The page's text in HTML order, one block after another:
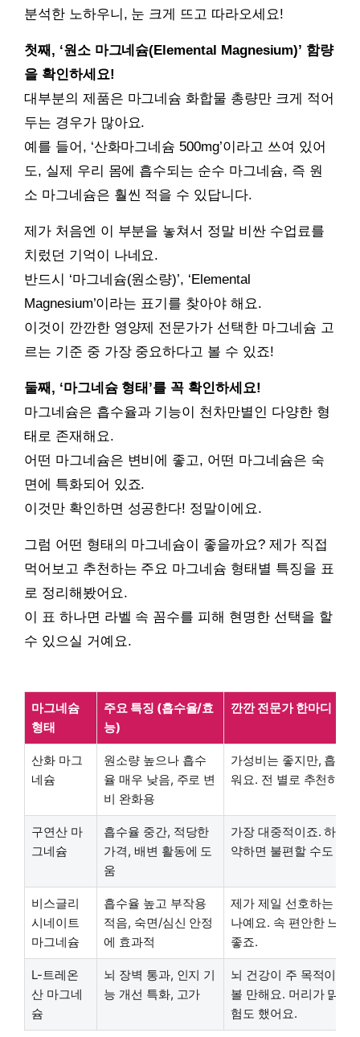
분석한 노하우니, 눈 크게 뜨고 따라오세요!
첫째, ‘원소 마그네슘(Elemental Magnesium)’ 함량
을 확인하세요!
대부분의 제품은 마그네슘 화합물 총량만 크게 적어
두는 경우가 많아요.
예를 들어, ‘산화마그네슘 500mg’이라고 쓰여 있어
도, 실제 우리 몸에 흡수되는 순수 마그네슘, 즉 원
소 마그네슘은 훨씬 적을 수 있답니다.
제가 처음엔 이 부분을 놓쳐서 정말 비싼 수업료를
치렀던 기억이 나네요.
반드시 ‘마그네슘(원소량)’, ‘Elemental
Magnesium’이라는 표기를 찾아야 해요.
이것이 깐깐한 영양제 전문가가 선택한 마그네슘 고
르는 기준 중 가장 중요하다고 볼 수 있죠!
둘째, ‘마그네슘 형태’를 꼭 확인하세요!
마그네슘은 흡수율과 기능이 천차만별인 다양한 형
태로 존재해요.
어떤 마그네슘은 변비에 좋고, 어떤 마그네슘은 숙
면에 특화되어 있죠.
이것만 확인하면 성공한다! 정말이에요.
그럼 어떤 형태의 마그네슘이 좋을까요? 제가 직접
먹어보고 추천하는 주요 마그네슘 형태별 특징을 표
로 정리해봤어요.
이 표 하나면 라벨 속 꼼수를 피해 현명한 선택을 할
수 있으실 거예요.
마그네슘
형태
주요 특징 (흡수율/효
능)
깐깐 전문가 한마디
산화 마그
네슘
원소량 높으나 흡수
율 매우 낮음, 주로 변
비 완화용
가성비는 좋지만, 흡수
워요. 전 별로 추천하지
구연산 마
그네슘
흡수율 중간, 적당한
가격, 배변 활동에 도
움
가장 대중적이죠. 하지
약하면 불편할 수도 있
비스글리
시네이트
마그네슘
흡수율 높고 부작용
적음, 숙면/심신 안정
에 효과적
제가 제일 선호하는 형
나예요. 속 편안한 느낌
좋죠.
L-트레온
산 마그네
슘
뇌 장벽 통과, 인지 기
능 개선 특화, 고가
뇌 건강이 주 목적이라
볼 만해요. 머리가 맑아
험도 했어요.